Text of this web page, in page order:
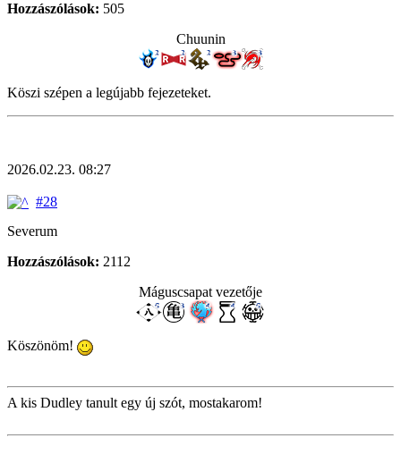
Hozzászólások: 505
Chuunin
Köszi szépen a legújabb fejezeteket.
2026.02.23. 08:27
#28
Severum
Hozzászólások: 2112
Máguscsapat vezetője
Köszönöm!
A kis Dudley tanult egy új szót, mostakarom!